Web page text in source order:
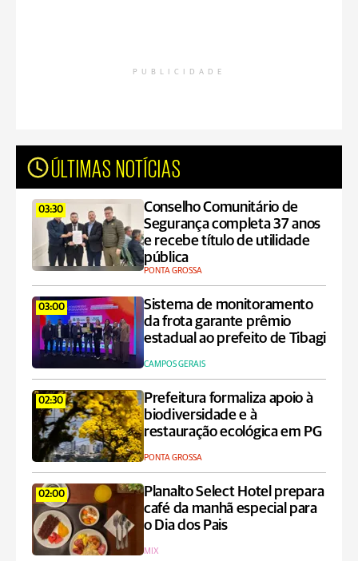
PUBLICIDADE
ÚLTIMAS NOTÍCIAS
03:30
Conselho Comunitário de
Segurança completa 37 anos
e recebe título de utilidade
pública
PONTA GROSSA
03:00
Sistema de monitoramento
da frota garante prêmio
estadual ao prefeito de Tibagi
CAMPOS GERAIS
02:30
Prefeitura formaliza apoio à
biodiversidade e à
restauração ecológica em PG
PONTA GROSSA
02:00
Planalto Select Hotel prepara
café da manhã especial para
o Dia dos Pais
MIX